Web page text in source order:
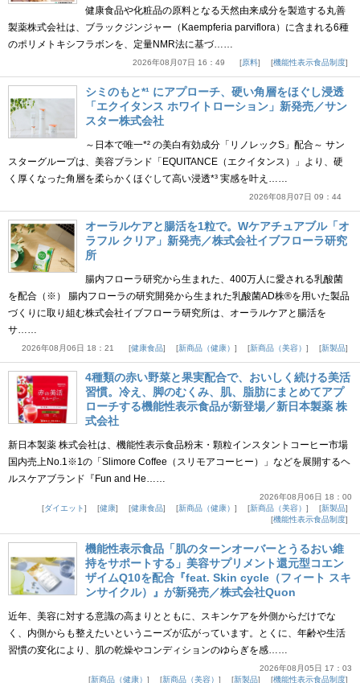
健康食品や化粧品の原料となる天然由来成分を製造する丸善
製薬株式会社は、ブラックジンジャー（Kaempferia parviflora）に含まれる6種
のポリメトキシフラボンを、定量NMR法に基づ……
2026年08月07日 16：49 原料 機能性表示食品制度
シミのもと*¹ にアプローチ、硬い角層をほぐし浸透
「エクイタンス ホワイトローション」新発売／サン
スター株式会社
～日本で唯一*² の美白有効成分「リノレックS」配合～ サン
スターグループは、美容ブランド「EQUITANCE（エクイタンス）」より、硬
く厚くなった角層を柔らかくほぐして高い浸透*³ 実感を叶え……
2026年08月07日 09：44
オーラルケアと腸活を1粒で。Wケアチュアブル「オ
ラフル クリア」新発売／株式会社イブフローラ研究
所
腸内フローラ研究から生まれた、400万人に愛される乳酸菌
を配合（※） 腸内フローラの研究開発から生まれた乳酸菌AD株®を用いた製品
づくりに取り組む株式会社イブフローラ研究所は、オーラルケアと腸活を
サ……
2026年08月06日 18：21 健康食品 新商品（健康） 新商品（美容） 新製品
4種類の赤い野菜と果実配合で、おいしく続ける美活
習慣。冷え、脚のむくみ、肌、脂肪にまとめてアプ
ローチする機能性表示食品が新登場／新日本製薬 株
式会社
新日本製薬 株式会社は、機能性表示食品粉末・顆粒インスタントコーヒー市場
国内売上No.1※1の「Slimore Coffee（スリモアコーヒー）」などを展開するヘ
ルスケアブランド『Fun and He……
2026年08月06日 18：00
ダイエット
健康 健康食品 新商品（健康） 新商品（美容）
新製品
機能性表示食品制度
機能性表示食品「肌のターンオーバーとうるおい維
持をサポートする」美容サプリメント還元型コエン
ザイムQ10を配合『feat. Skin cycle（フィート スキ
ンサイクル）』が新発売／株式会社Quon
近年、美容に対する意識の高まりとともに、スキンケアを外側からだけでな
く、内側からも整えたいというニーズが広がっています。とくに、年齢や生活
習慣の変化により、肌の乾燥やコンディションのゆらぎを感……
2026年08月05日 17：03
新商品（健康）
新商品（美容） 新製品 機能性表示食品制度